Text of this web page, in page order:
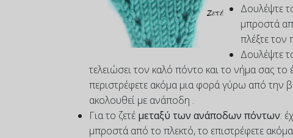
Δουλέψτε
μπροστά
πλέξτε τον
Δουλέψτε
τελειώσει τον καλό πόντο και το νήμα σας
περιστρέφετε ακόμα μια φορά γύρω από την
ακολουθεί με ανάποδη .
Για το ζετέ μεταξύ των ανάποδων πόντων:
μπροστά από το πλεκτό, το επιστρέφετε